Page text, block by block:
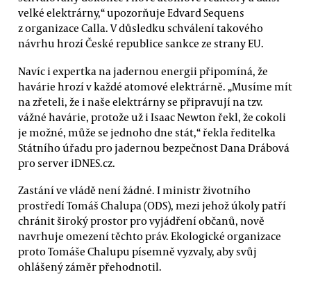
velké elektrárny,“ upozorňuje Edvard Sequens
z organizace Calla. V důsledku schválení takového
návrhu hrozí České republice sankce ze strany EU.
Navíc i expertka na jadernou energii připomíná, že
havárie hrozí v každé atomové elektrárně. „Musíme mít
na zřeteli, že i naše elektrárny se připravují na tzv.
vážné havárie, protože už i Isaac Newton řekl, že cokoli
je možné, může se jednoho dne stát,“ řekla ředitelka
Státního úřadu pro jadernou bezpečnost Dana Drábová
pro server iDNES.cz.
Zastání ve vládě není žádné. I ministr životního
prostředí Tomáš Chalupa (ODS), mezi jehož úkoly patří
chránit široký prostor pro vyjádření občanů, nově
navrhuje omezení těchto práv. Ekologické organizace
proto Tomáše Chalupu písemně vyzvaly, aby svůj
ohlášený záměr přehodnotil.